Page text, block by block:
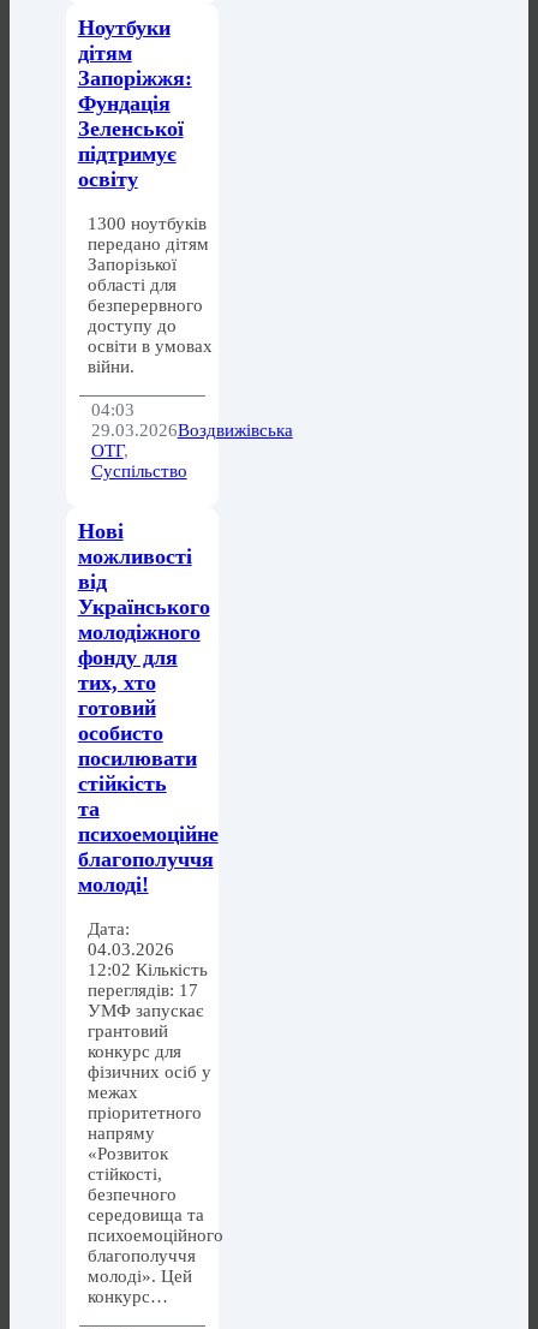
Ноутбуки
дітям
Запоріжжя:
Фундація
Зеленської
підтримує
освіту
1300 ноутбуків
передано дітям
Запорізької
області для
безперервного
доступу до
освіти в умовах
війни.
04:03
29.03.2026Воздвижівська
ОТГ,
Суспільство
Нові
можливості
від
Українського
молодіжного
фонду для
тих, хто
готовий
особисто
посилювати
стійкість
та
психоемоційне
благополуччя
молоді!
Дата:
04.03.2026
12:02 Кількість
переглядів: 17
УМФ запускає
грантовий
конкурс для
фізичних осіб у
межах
пріоритетного
напряму
«Розвиток
стійкості,
безпечного
середовища та
психоемоційного
благополуччя
молоді». Цей
конкурс…